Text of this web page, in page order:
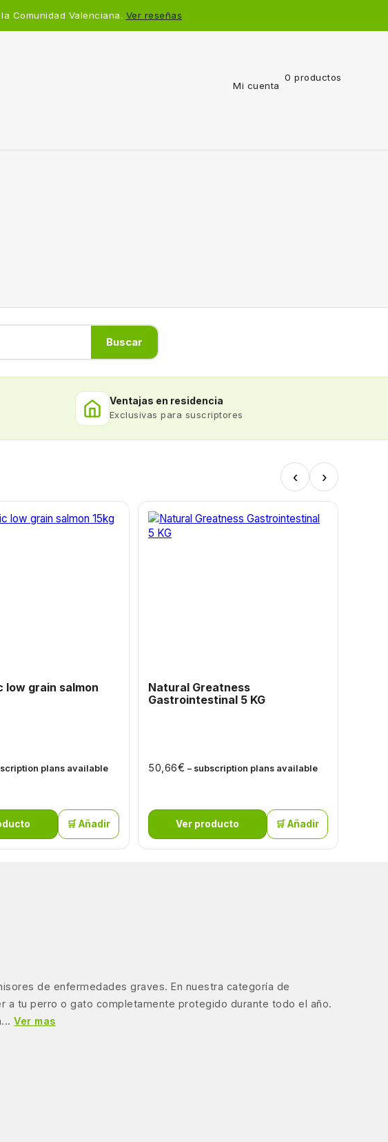
Comunidad Valenciana. Ver reseñas
Mi cuenta
0 productos
Buscar
Ventajas en residencia
Exclusivas para suscriptores
‹ ›
low grain salmon
plans available
🛒 Añadir
Natural Greatness
Gastrointestinal 5 KG
50,66€ – subscription plans available
Ver producto 🛒 Añadir
de enfermedades graves. En nuestra categoría de
a tu perro o gato completamente protegido durante todo el año.
Ver mas